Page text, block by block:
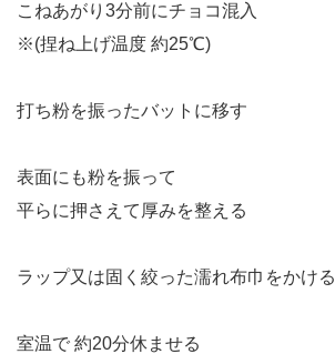
こねあがり3分前にチョコ混入
※(捏ね上げ温度 約25℃)
打ち粉を振ったバットに移す
表面にも粉を振って
平らに押さえて厚みを整える
ラップ又は固く絞った濡れ布巾をかける
室温で 約20分休ませる